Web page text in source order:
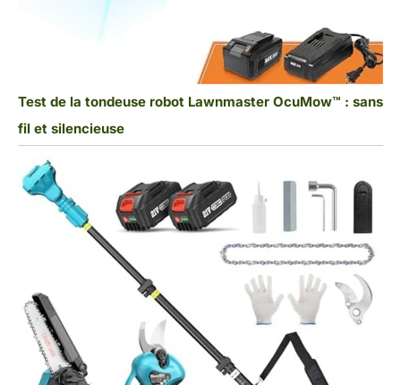
Test de la tondeuse robot Lawnmaster OcuMow™ : sans
fil et silencieuse